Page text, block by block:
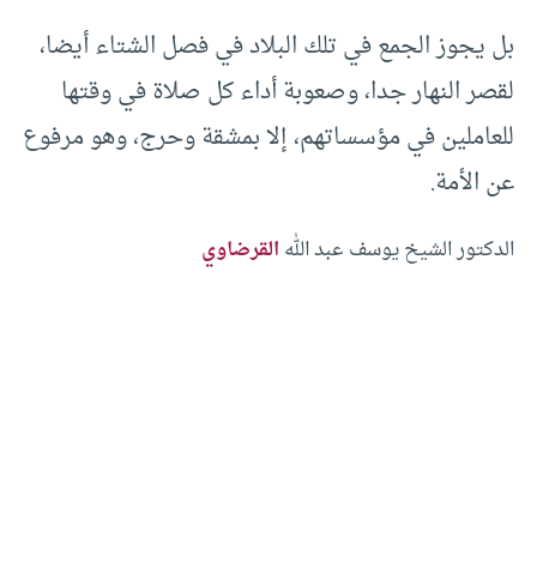
بل يجوز الجمع في تلك البلاد في فصل الشتاء أيضا،
لقصر النهار جدا، وصعوبة أداء كل صلاة في وقتها
للعاملين في مؤسساتهم، إلا بمشقة وحرج، وهو مرفوع
عن الأمة.
الدكتور الشيخ يوسف عبد الله القرضاوي